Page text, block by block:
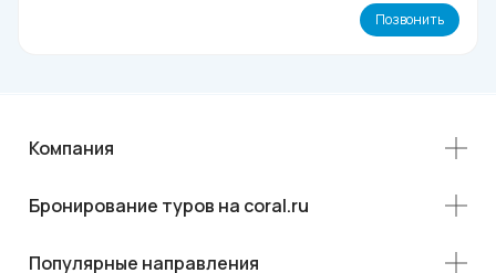
Позвонить
Компания
Бронирование туров на coral.ru
Популярные направления